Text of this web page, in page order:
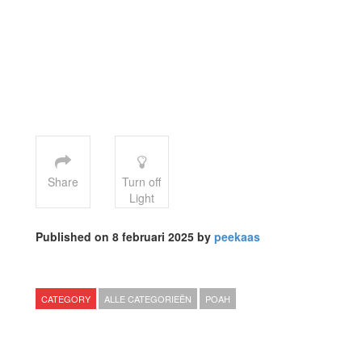
Share
Turn off
Light
Published on 8 februari 2025 by peekaas
CATEGORY ALLE CATEGORIEËN POAH